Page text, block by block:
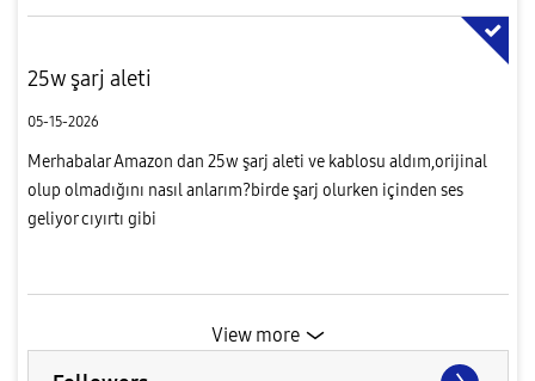
25w şarj aleti
05-15-2026
Merhabalar Amazon dan 25w şarj aleti ve kablosu aldım,orijinal
olup olmadığını nasıl anlarım?birde şarj olurken içinden ses
geliyor cıyırtı gibi
View more